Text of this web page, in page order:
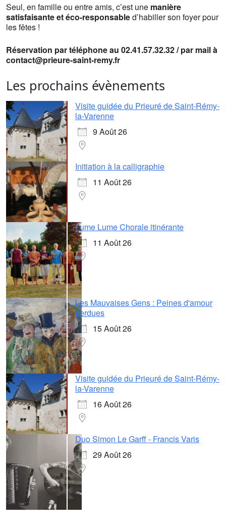
Seul, en famille ou entre amis, c’est une manière
satisfaisante et éco-responsabled’habiller son foyer pour
les fêtes !
Réservation par téléphone au 02.41.57.32.32 / par mail à
contact@prieure-saint-remy.fr
Les prochains évènements
Visite guidée du Prieuré de Saint-Rémy-
la-Varenne
9 Août 26
Initiation à la calligraphie
11 Août 26
Lume Lume Chorale itinérante
11 Août 26
Les Mauvaises Gens : Peines d'amour
perdues
15 Août 26
Visite guidée du Prieuré de Saint-Rémy-
la-Varenne
16 Août 26
Duo Simon Le Garff - Francis Varis
29 Août 26